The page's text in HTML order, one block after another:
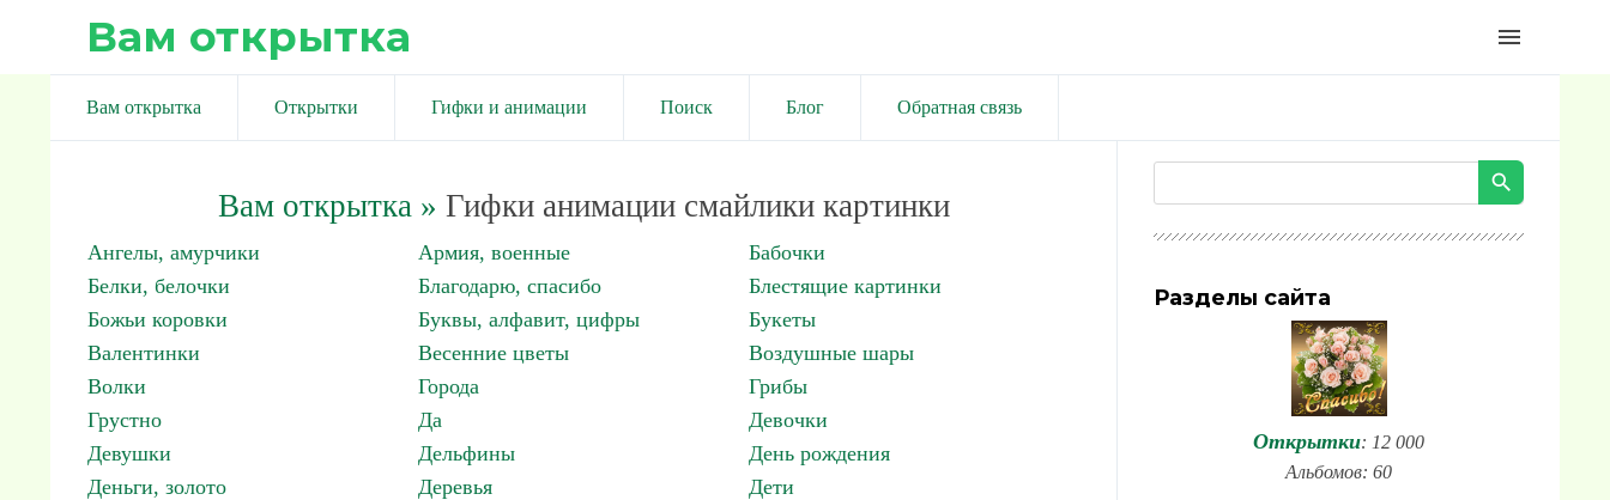
Вам открытка menu
Вам открытка Открытки Гифки и анимации Поиск Блог Обратная связь
Вам открытка» Гифки анимации смайлики картинки
Ангелы, амурчики Армия, военные
Бабочки
Белки, белочки
Благодарю, спасибо
Блестящие картинки
Божьи коровки
Буквы, алфавит, цифры
Букеты
Валентинки
Весенние цветы
Воздушные шары
Волки
Города
Грибы
Грустно
Да
Девочки
Девушки
Дельфины
День рождения
Деньги, золото
Деревья
Дети
Разделы сайта
Открытки: 12 000
Альбомов: 60